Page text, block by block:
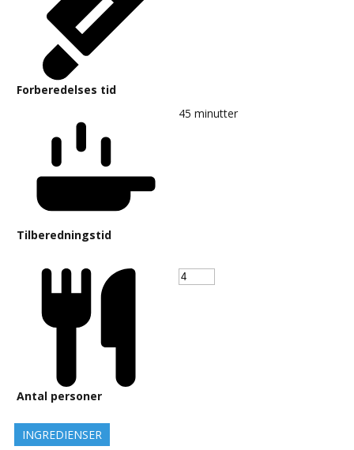
Forberedelses tid
Tilberedningstid
45 minutter
Antal personer
INGREDIENSER